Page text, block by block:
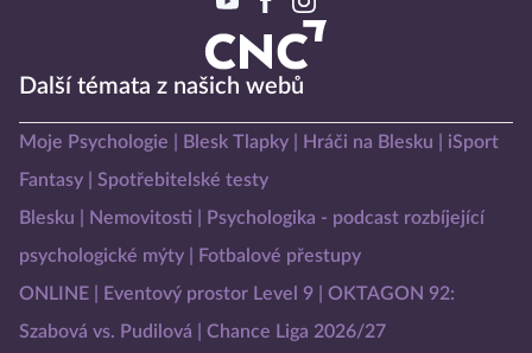
Další témata z našich webů
Moje Psychologie Blesk Tlapky Hráči na Blesku
iSport
Fantasy
Spotřebitelské testy
Blesku
Nemovitosti
Psychologika - podcast rozbíjející
psychologické mýty
Fotbalové přestupy
ONLINE
Eventový prostor Level 9
OKTAGON 92:
Szabová vs. Pudilová
Chance Liga 2026/27